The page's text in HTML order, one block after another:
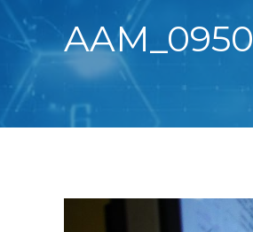
AAM_0950